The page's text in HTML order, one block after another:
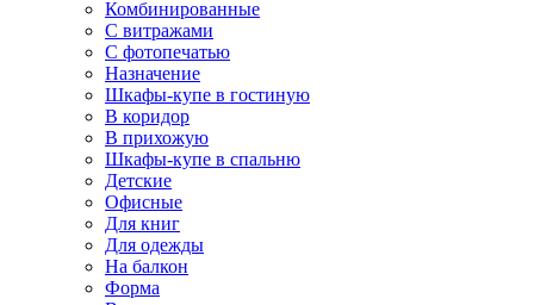
Комбинированные
С витражами
С фотопечатью
Назначение
Шкафы-купе в гостиную
В коридор
В прихожую
Шкафы-купе в спальню
Детские
Офисные
Для книг
Для одежды
На балкон
Форма